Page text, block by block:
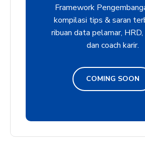
Framework
kompilasi tips & saran
ribuan data pelamar,
dan coach karir.
COMING SOON